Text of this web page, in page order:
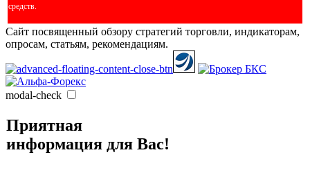
средств.
Сайт посвященный обзору стратегий торговли, индикаторам,
опросам, статьям, рекомендациям.
modal-check
Приятная
информация для Вас!